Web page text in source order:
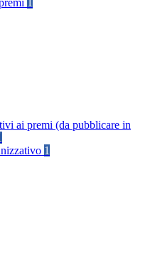
ai premi (da pubblicare in
1